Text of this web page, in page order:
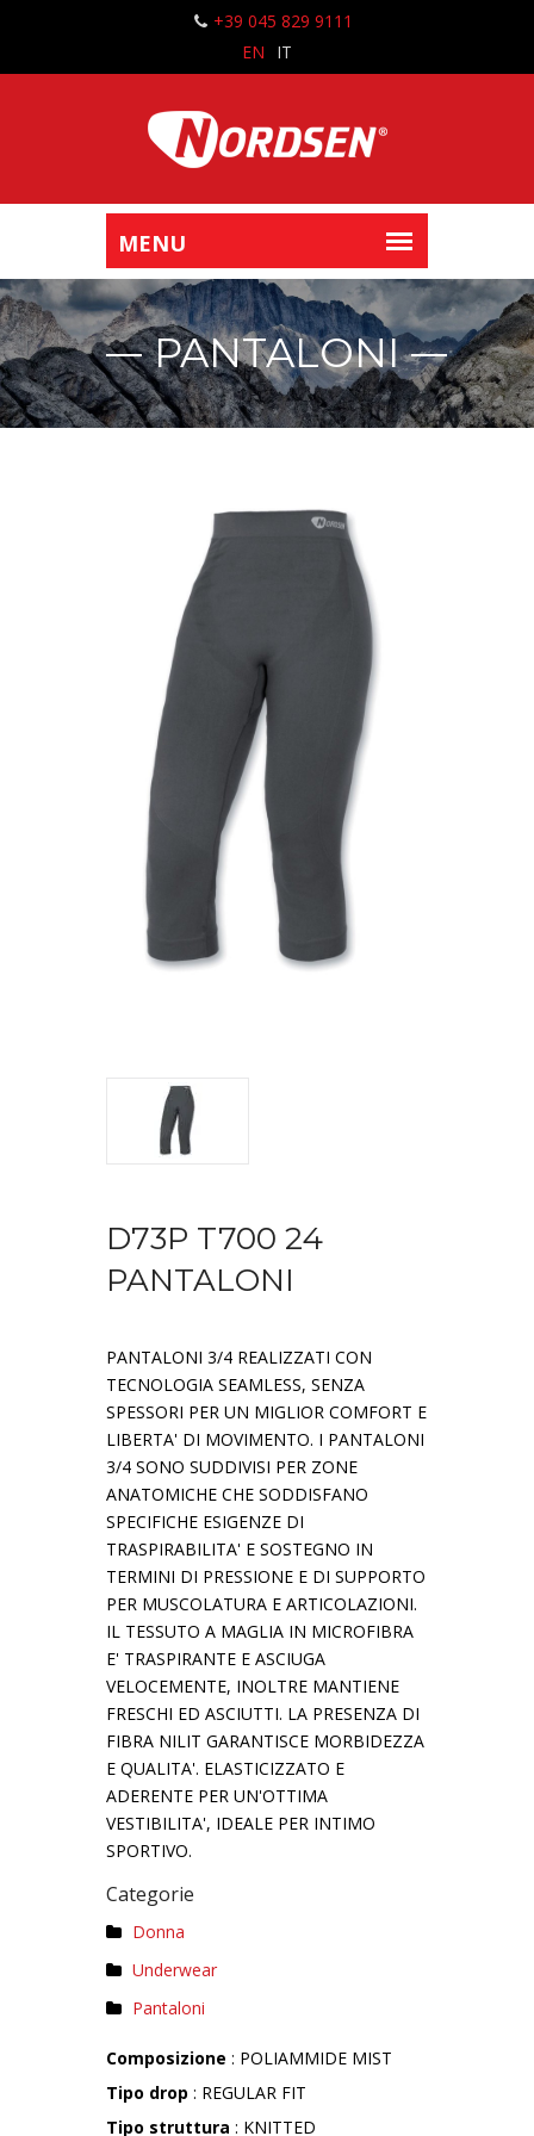
+39 045 829 9111
EN
IT
PANTALONI
D73P T700 24
PANTALONI
PANTALONI 3/4 REALIZZATI CON
TECNOLOGIA SEAMLESS, SENZA
SPESSORI PER UN MIGLIOR COMFORT E
LIBERTA' DI MOVIMENTO. I PANTALONI
3/4 SONO SUDDIVISI PER ZONE
ANATOMICHE CHE SODDISFANO
SPECIFICHE ESIGENZE DI
TRASPIRABILITA' E SOSTEGNO IN
TERMINI DI PRESSIONE E DI SUPPORTO
PER MUSCOLATURA E ARTICOLAZIONI.
IL TESSUTO A MAGLIA IN MICROFIBRA
E' TRASPIRANTE E ASCIUGA
VELOCEMENTE, INOLTRE MANTIENE
FRESCHI ED ASCIUTTI. LA PRESENZA DI
FIBRA NILIT GARANTISCE MORBIDEZZA
E QUALITA'. ELASTICIZZATO E
ADERENTE PER UN'OTTIMA
VESTIBILITA', IDEALE PER INTIMO
SPORTIVO.
Categorie
Donna
Underwear
Pantaloni
Composizione : POLIAMMIDE MIST
Tipo drop : REGULAR FIT
Tipo struttura : KNITTED